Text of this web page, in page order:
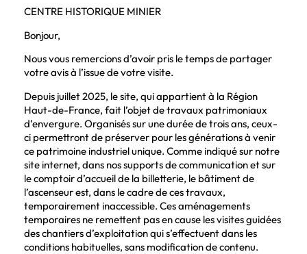
CENTRE HISTORIQUE MINIER
Bonjour,
Nous vous remercions d’avoir pris le temps de partager
votre avis à l’issue de votre visite.
Depuis juillet 2025, le site, qui appartient à la Région
Haut-de-France, fait l’objet de travaux patrimoniaux
d’envergure. Organisés sur une durée de trois ans, ceux-
ci permettront de préserver pour les générations à venir
ce patrimoine industriel unique. Comme indiqué sur notre
site internet, dans nos supports de communication et sur
le comptoir d’accueil de la billetterie, le bâtiment de
l’ascenseur est, dans le cadre de ces travaux,
temporairement inaccessible. Ces aménagements
temporaires ne remettent pas en cause les visites guidées
des chantiers d’exploitation qui s’effectuent dans les
conditions habituelles, sans modification de contenu.